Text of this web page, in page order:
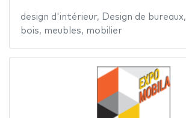
design d'intérieur, Design de bureaux,
bois, meubles, mobilier